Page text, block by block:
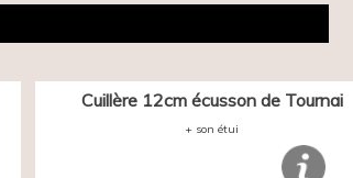
Cuillère 12cm écusson de Tournai
+ son étui